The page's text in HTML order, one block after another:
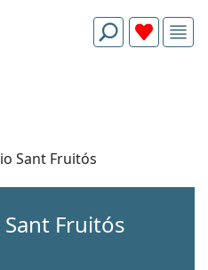
Sant Fruitós
Sant Fruitós